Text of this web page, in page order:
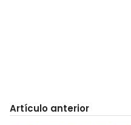
Artículo anterior